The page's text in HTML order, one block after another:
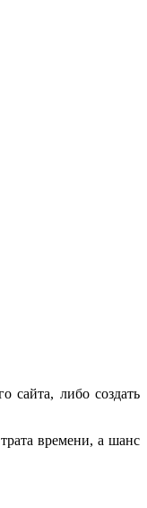
сайта, либо создать
времени, а шанс